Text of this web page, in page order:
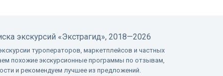
экскурсий «Экстрагид», 2018—2026
туроператоров, маркетплейсов и частных
похожие экскурсионные программы по отзывам,
и рекомендуем лучшее из предложений.